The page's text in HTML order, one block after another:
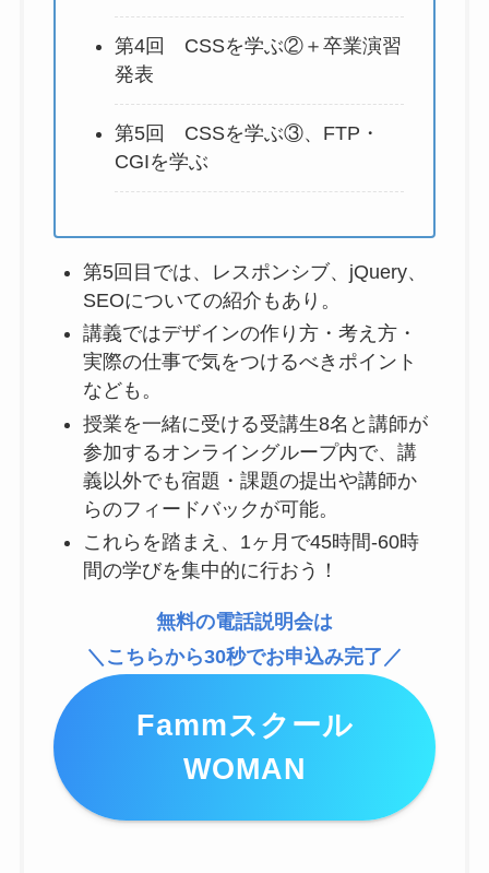
第4回 CSSを学ぶ②＋卒業演習
発表
第5回 CSSを学ぶ③、FTP・
CGIを学ぶ
第5回目では、レスポンシブ、jQuery、
SEOについての紹介もあり。
講義ではデザインの作り方・考え方・
実際の仕事で気をつけるべきポイント
なども。
授業を一緒に受ける受講生8名と講師が
参加するオンライングループ内で、講
義以外でも宿題・課題の提出や講師か
らのフィードバックが可能。
これらを踏まえ、1ヶ月で45時間-60時
間の学びを集中的に行おう！
無料の電話説明会は
＼こちらから30秒でお申込み完了／
Fammスクール
WOMAN